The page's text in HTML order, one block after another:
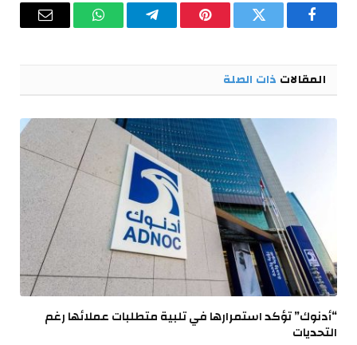
فيسبوك تويتر بينتيريستتيلقرام واتساب البريد
المقالات ذات الصلة
“أدنوك” تؤكد استمرارها في تلبية متطلبات عملائها رغم
التحديات